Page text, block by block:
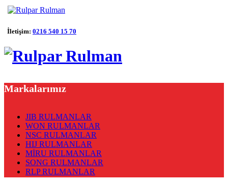
İletişim: 0216 540 15 70
Markalarımız
JIB RULMANLAR
WON RULMANLAR
NSC RULMANLAR
HIJ RULMANLAR
MİRU RULMANLAR
SONG RULMANLAR
RLP RULMANLAR